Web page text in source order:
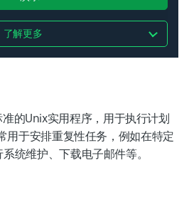
了解更多
的Unix实用程序，用于执行计划
用于安排重复性任务，例如在特定
统维护、下载电子邮件等。